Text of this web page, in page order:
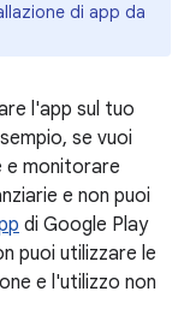
di app da
l'app sul tuo
se vuoi
e monitorare
e non puoi
di Google Play
puoi utilizzare le
e l'utilizzo non